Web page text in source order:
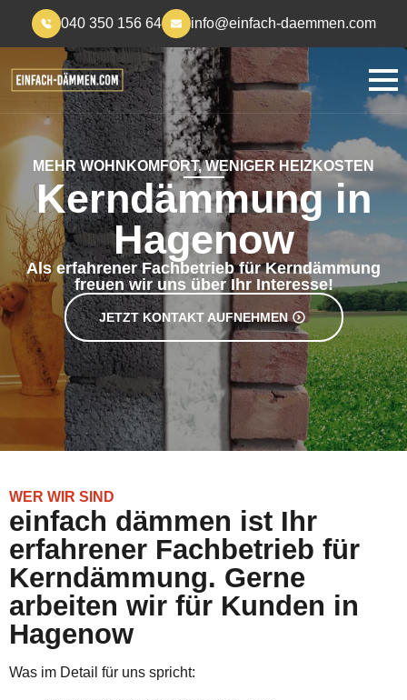
040 350 156 64 info@einfach-daemmen.com
MEHR WOHNKOMFORT, WENIGER HEIZKOSTEN
Kerndämmung in
Hagenow
Als erfahrener Fachbetrieb für Kerndämmung
freuen wir uns über Ihr Interesse!
JETZT KONTAKT AUFNEHMEN
WER WIR SIND
einfach dämmen ist Ihr
erfahrener Fachbetrieb für
Kerndämmung. Gerne
arbeiten wir für Kunden in
Hagenow
Was im Detail für uns spricht: